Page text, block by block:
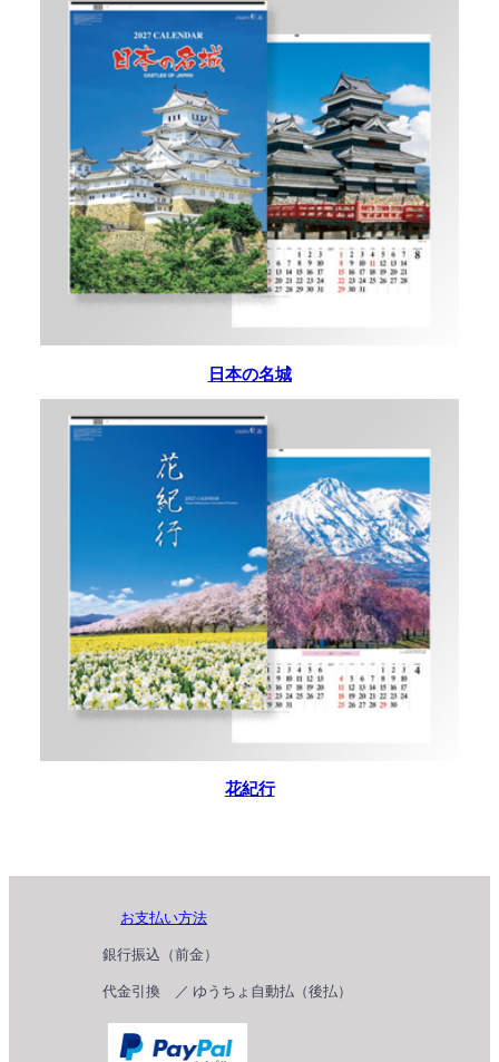
日本の名城
花紀行
お支払い方法
銀行振込（前金）
代金引換 ／ ゆうちょ自動払（後払）